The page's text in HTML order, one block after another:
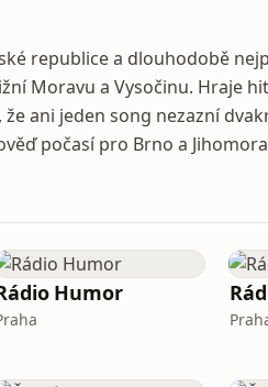
republice a dlouhodobě
Moravu a Vysočinu. Hraje
ani jeden song nezazní
počasí pro Brno a
Humor